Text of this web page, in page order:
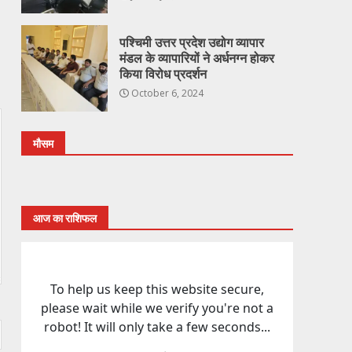
पश्चिमी उत्तर प्रदेश उद्योग व्यापार
मंडल के व्यापारियों ने अर्धनग्न होकर
किया विरोध प्रदर्शन
October 6, 2024
मौसम
आज का राशिफल